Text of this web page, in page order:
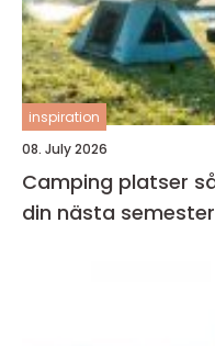
inspiration
08. July 2026
Camping platser så hittar du rätt plats för
din nästa semester